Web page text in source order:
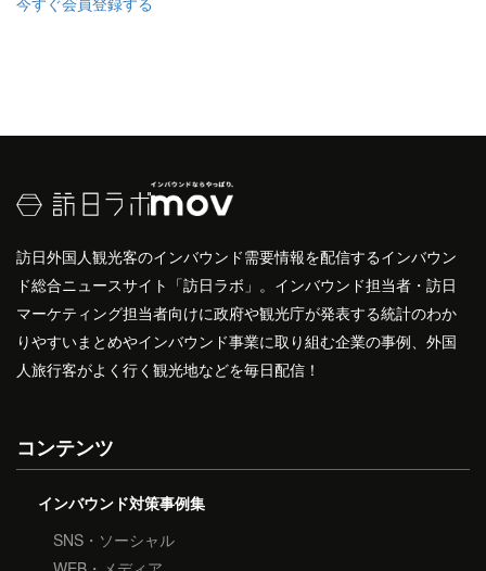
訪日外国人観光客のインバウンド需要情報を配信するインバウン
ド総合ニュースサイト「訪日ラボ」。インバウンド担当者・訪日
マーケティング担当者向けに政府や観光庁が発表する統計のわか
りやすいまとめやインバウンド事業に取り組む企業の事例、外国
人旅行客がよく行く観光地などを毎日配信！
コンテンツ
インバウンド対策事例集
SNS・ソーシャル